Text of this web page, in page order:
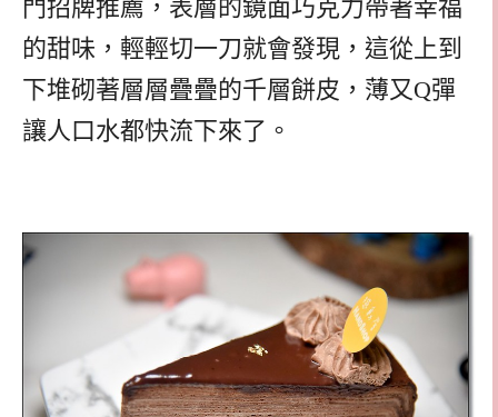
門招牌推薦，表層的鏡面巧克力帶著幸福
的甜味，輕輕切一刀就會發現，這從上到
下堆砌著層層疊疊的千層餅皮，薄又Q彈
讓人口水都快流下來了。